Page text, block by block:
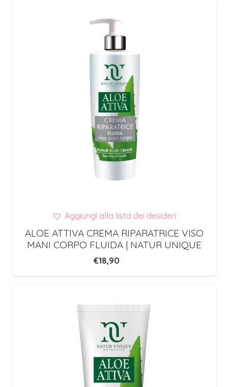
Aggiungi alla lista dei desideri
ALOE ATTIVA CREMA RIPARATRICE VISO
MANI CORPO FLUIDA | NATUR UNIQUE
€18,90